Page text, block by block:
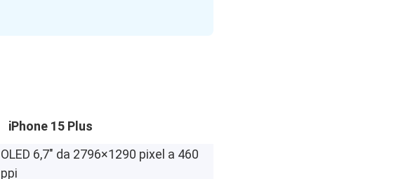
iPhone 15 Plus
OLED 6,7″ da 2796×1290 pixel a 460
ppi